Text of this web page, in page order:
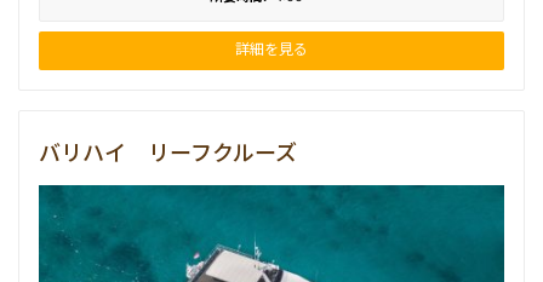
詳細を見る
バリハイ リーフクルーズ